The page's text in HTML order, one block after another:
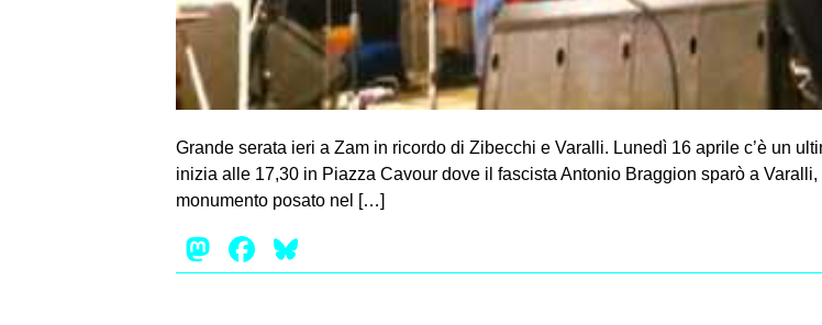
Grande serata ieri a Zam in ricordo di Zibecchi e Varalli. Lunedì 16 aprile c’è un
inizia alle 17,30 in Piazza Cavour dove il fascista Antonio Braggion sparò a
monumento posato nel […]
Mastodon
Facebook